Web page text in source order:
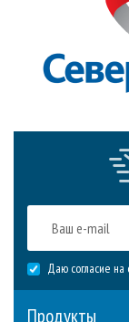
Даю согласие
Продукты